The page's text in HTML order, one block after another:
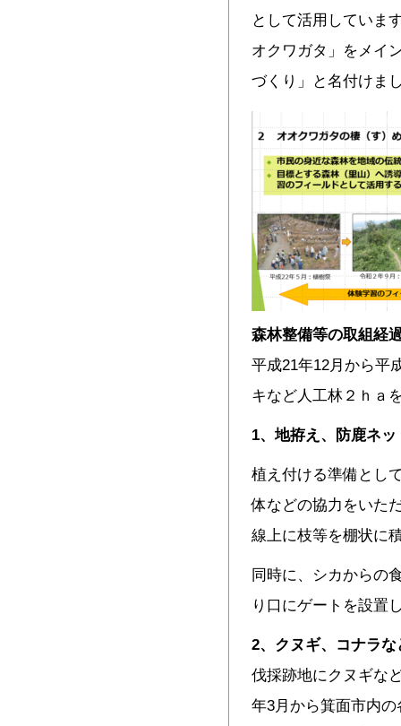
として活用していま
オクワガタ」をメイ
づくり」と名付けま
森林整備等の取組経
平成21年12月から平
キなど人工林２ｈａ
1、地拵え、防鹿ネッ
植え付ける準備とし
体などの協力をいた
線上に枝等を棚状に
同時に、シカからの
り口にゲートを設置
2、クヌギ、コナラ
伐採跡地にクヌギな
年3月から箕面市内